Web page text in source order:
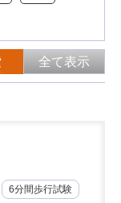
全て表示
6分間歩行試験